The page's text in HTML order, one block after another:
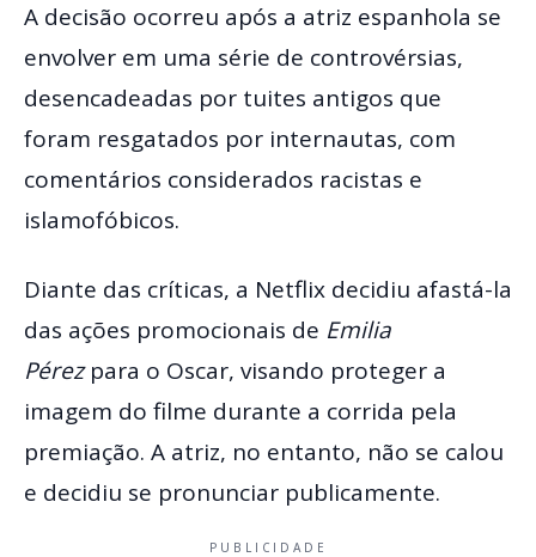
A decisão ocorreu após a atriz espanhola se
envolver em uma série de controvérsias,
desencadeadas por tuites antigos que
foram resgatados por internautas, com
comentários considerados racistas e
islamofóbicos.
Diante das críticas, a Netflix decidiu afastá-la
das ações promocionais de Emilia
Pérezpara o Oscar, visando proteger a
imagem do filme durante a corrida pela
premiação. A atriz, no entanto, não se calou
e decidiu se pronunciar publicamente.
PUBLICIDADE